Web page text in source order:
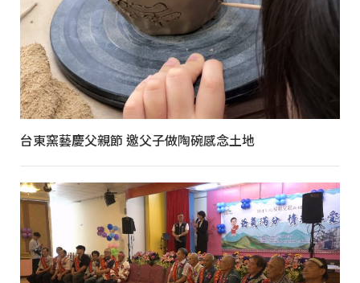
台東窯藝慶父親節 邀父子做陶碗感念土地